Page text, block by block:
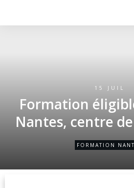
15 JUIL
Formation
Nantes, centre
FORMATION